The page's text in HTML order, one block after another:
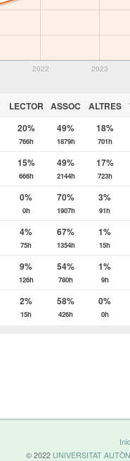
2022 2023
LECTOR ASSOC ALTRES
20%
766h
49%
1879h
18%
701h
15%
666h
49%
2144h
17%
723h
0%
0h
70%
1907h
3%
91h
4%
75h
67%
1354h
1%
15h
9%
126h
54%
780h
1%
9h
2%
15h
58%
426h
0%
0h
© 2022 UNIVERSITAT